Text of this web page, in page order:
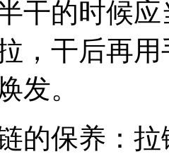
干的时候
，干后再
发。
保养：拉